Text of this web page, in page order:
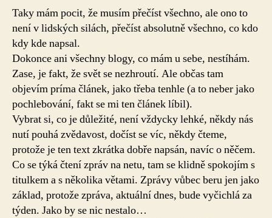
Taky mám pocit, že musím přečíst všechno, ale ono to
není v lidských silách, přečíst absolutně všechno, co kdo
kdy kde napsal.
Dokonce ani všechny blogy, co mám u sebe, nestíhám.
Zase, je fakt, že svět se nezhroutí. Ale občas tam
objevím príma článek, jako třeba tenhle (a to neber jako
pochlebování, fakt se mi ten článek líbil).
Vybrat si, co je důležité, není vždycky lehké, někdy nás
nutí pouhá zvědavost, dočíst se víc, někdy čteme,
protože je ten text zkrátka dobře napsán, navíc o něčem.
Co se týká čtení zpráv na netu, tam se klidně spokojím s
titulkem a s několika větami. Zprávy vůbec beru jen jako
základ, protože zpráva, aktuální dnes, bude vyčichlá za
týden. Jako by se nic nestalo…